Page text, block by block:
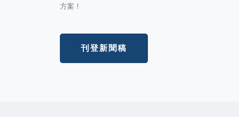
方案！
刊登新聞稿